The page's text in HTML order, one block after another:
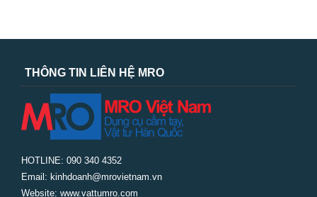
THÔNG TIN LIÊN HỆ MRO
HOTLINE: 090 340 4352
Email: kinhdoanh@mrovietnam.vn
Website: www.vattumro.com